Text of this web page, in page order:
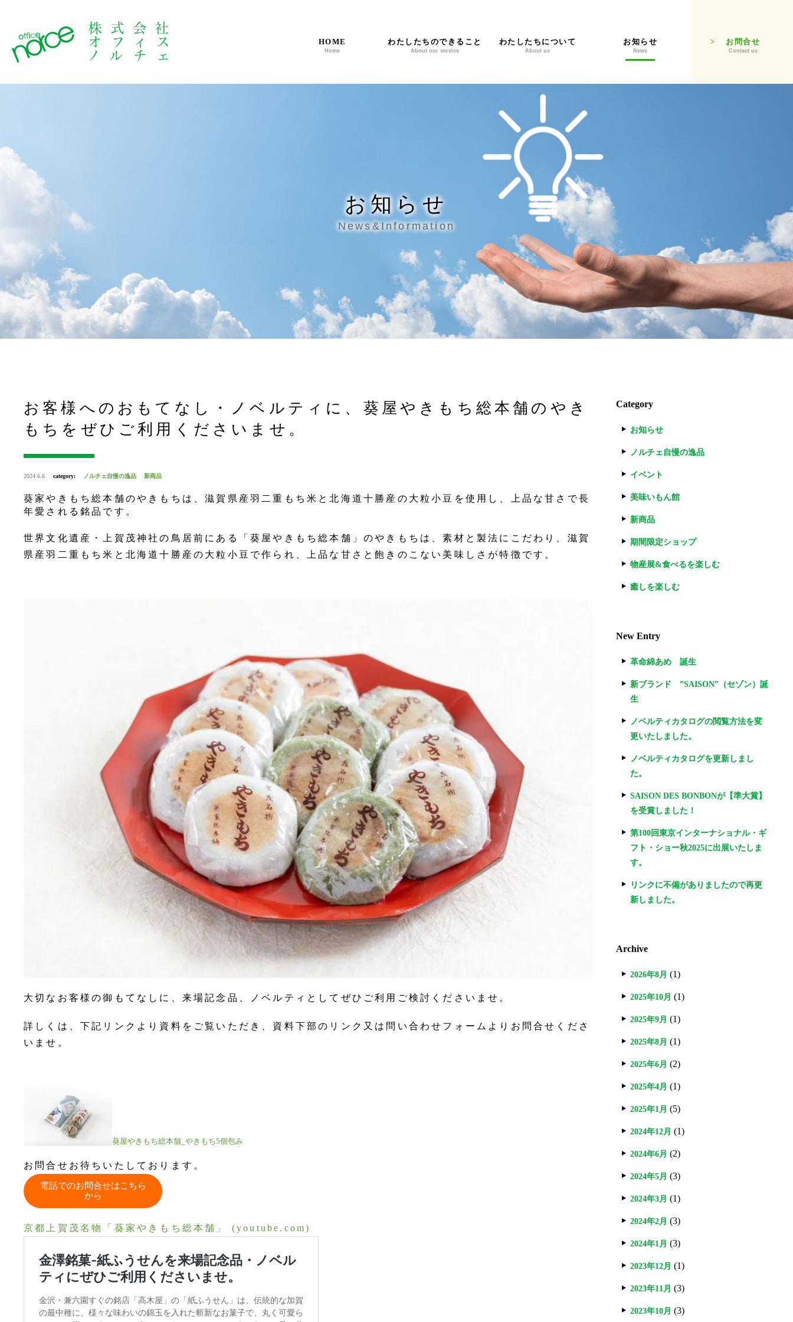
HOME
Home
わたしたちのできること
About our service
わたしたちについて
About us
お知らせ
News
お問合せ
Contact us
お知らせ
News&Information
お客様へのおもてなし・ノベルティに、葵屋やきもち総本舗のやき
もちをぜひご利用くださいませ。
2024.6.6 category: ノルチェ自慢の逸品 新商品
葵家やきもち総本舗のやきもちは、滋賀県産羽二重もち米と北海道十勝産の大粒小豆を使用し、上品な甘さで長
年愛される銘品です。
世界文化遺産・上賀茂神社の鳥居前にある「葵屋やきもち総本舗」のやきもちは、素材と製法にこだわり、滋賀
県産羽二重もち米と北海道十勝産の大粒小豆で作られ、上品な甘さと飽きのこない美味しさが特徴です。
大切なお客様の御もてなしに、来場記念品、ノベルティとしてぜひご利用ご検討くださいませ。
詳しくは、下記リンクより資料をご覧いただき、資料下部のリンク又は問い合わせフォームよりお問合せくださ
いませ。
葵屋やきもち総本舗_やきもち5個包み
お問合せお待ちいたしております。
電話でのお問合せはこちら
から
京都上賀茂名物「葵家やきもち総本舗」 (youtube.com)
Category
お知らせ
ノルチェ自慢の逸品
イベント
美味いもん館
新商品
期間限定ショップ
物産展&食べるを楽しむ
癒しを楽しむ
New Entry
革命綿あめ 誕生
新ブランド ”SAISON”（セゾン）誕
生
ノベルティカタログの閲覧方法を変
更いたしました。
ノベルティカタログを更新しまし
た。
SAISON DES BONBONが【準大賞】
を受賞しました！
第100回東京インターナショナル・ギ
フト・ショー秋2025に出展いたしま
す。
リンクに不備がありましたので再更
新しました。
Archive
2026年8月 (1)
2025年10月 (1)
2025年9月 (1)
2025年8月 (1)
2025年6月 (2)
2025年4月 (1)
2025年1月 (5)
2024年12月 (1)
2024年6月 (2)
2024年5月 (3)
2024年3月 (1)
2024年2月 (3)
2024年1月 (3)
2023年12月 (1)
2023年11月 (3)
2023年10月 (3)